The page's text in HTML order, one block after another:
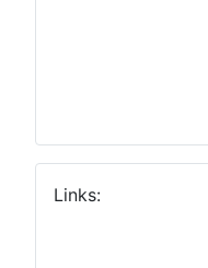
Links: